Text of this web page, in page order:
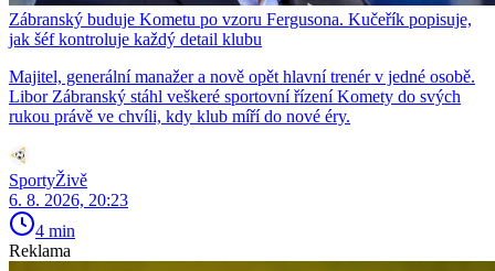
Zábranský buduje Kometu po vzoru Fergusona. Kučeřík popisuje,
jak šéf kontroluje každý detail klubu
Majitel, generální manažer a nově opět hlavní trenér v jedné osobě.
Libor Zábranský stáhl veškeré sportovní řízení Komety do svých
rukou právě ve chvíli, kdy klub míří do nové éry.
SportyŽivě
6. 8. 2026, 20:23
4 min
Reklama